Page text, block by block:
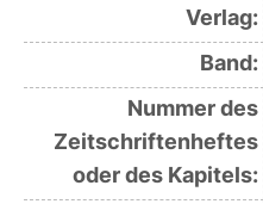
Verlag:
Band:
Nummer des
Zeitschriftenheftes
oder des Kapitels: